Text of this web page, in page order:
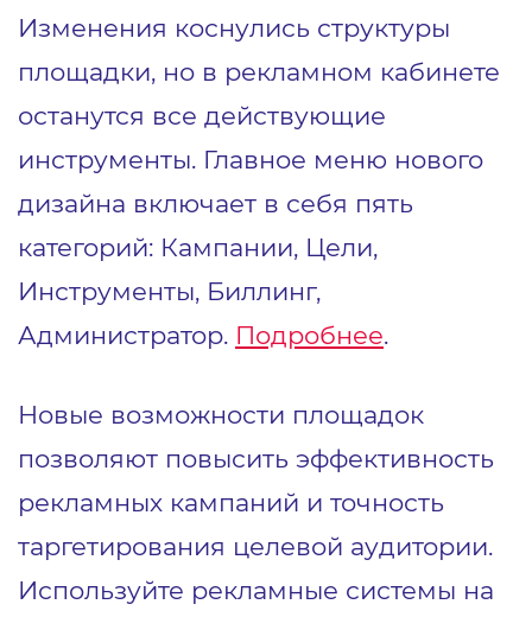
Изменения коснулись структуры
площадки, но в рекламном кабинете
останутся все действующие
инструменты. Главное меню нового
дизайна включает в себя пять
категорий: Кампании, Цели,
Инструменты, Биллинг,
Администратор. Подробнее.
Новые возможности площадок
позволяют повысить эффективность
рекламных кампаний и точность
таргетирования целевой аудитории.
Используйте рекламные системы на